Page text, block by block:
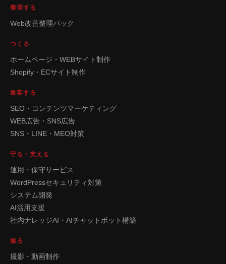
整理する
Web改善整理パック
つくる
ホームページ・WEBサイト制作
Shopify・ECサイト制作
集客する
SEO・コンテンツマーケティング
WEB広告・SNS広告
SNS・LINE・MEO対策
守る・支える
運用・保守サービス
WordPressセキュリティ対策
システム開発
AI活用支援
社内ナレッジAI・AIチャットボット構築
撮る
撮影・動画制作